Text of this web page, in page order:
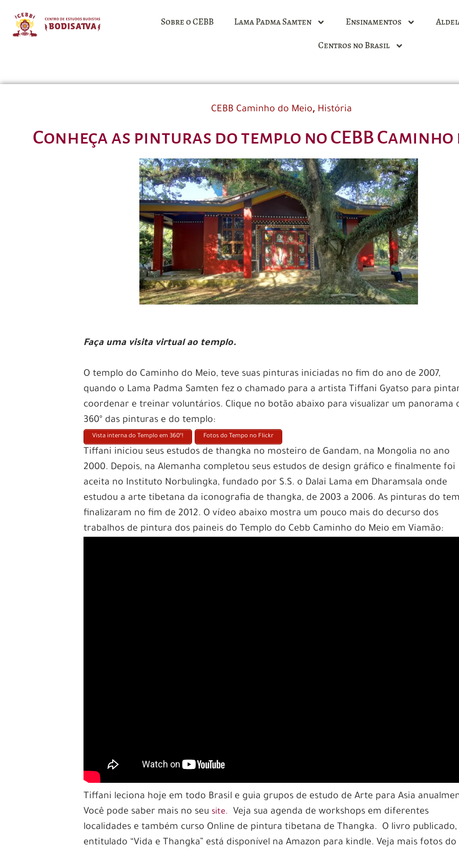
Sobre o CEBB Lama Padma Samten Ensinamentos
Centros no Brasil
CEBB Caminho do Meio, História
Conheça as pinturas do templo no CEBB Caminho
Faça uma visita virtual ao templo.
O templo do Caminho do Meio, teve suas pinturas iniciadas no fim do ano de 2007,
quando o Lama Padma Samten fez o chamado para a artista Tiffani Gyatso para
coordenar e treinar voluntários. Clique no botão abaixo para visualizar um panorama
360º das pinturas e do templo:
Vista interna do Templo em 360º! Fotos do Tempo no Flickr
Tiffani iniciou seus estudos de thangka no mosteiro de Gandam, na Mongolia no ano
2000. Depois, na Alemanha completou seus estudos de design gráfico e finalmente foi
aceita no Instituto Norbulingka, fundado por S.S. o Dalai Lama em Dharamsala onde
estudou a arte tibetana da iconografia de thangka, de 2003 a 2006. As pinturas do
finalizaram no fim de 2012. O vídeo abaixo mostra um pouco mais do decurso dos
trabalhos de pintura dos paineis do Templo do Cebb Caminho do Meio em Viamão:
Tiffani leciona hoje em todo Brasil e guia grupos de estudo de Arte para Asia
Você pode saber mais no seu site.
Veja sua agenda de workshops em diferentes
localidades e também curso Online de pintura tibetana de Thangka. O livro publicado,
entitulado “Vida e Thangka” está disponível na Amazon para kindle. Veja mais fotos do